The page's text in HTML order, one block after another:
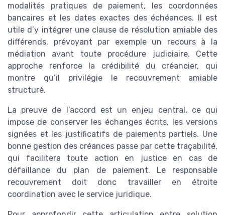
modalités pratiques de paiement, les coordonnées
bancaires et les dates exactes des échéances. Il est
utile d’y intégrer une clause de résolution amiable des
différends, prévoyant par exemple un recours à la
médiation avant toute procédure judiciaire. Cette
approche renforce la crédibilité du créancier, qui
montre qu’il privilégie le recouvrement amiable
structuré.
La preuve de l’accord est un enjeu central, ce qui
impose de conserver les échanges écrits, les versions
signées et les justificatifs de paiements partiels. Une
bonne gestion des créances passe par cette traçabilité,
qui facilitera toute action en justice en cas de
défaillance du plan de paiement. Le responsable
recouvrement doit donc travailler en étroite
coordination avec le service juridique.